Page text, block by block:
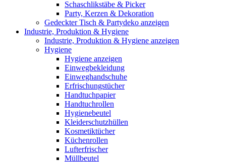
Schaschlikstäbe & Picker
Party, Kerzen & Dekoration
Gedeckter Tisch & Partydeko anzeigen
Industrie, Produktion & Hygiene
Industrie, Produktion & Hygiene anzeigen
Hygiene
Hygiene anzeigen
Einwegbekleidung
Einweghandschuhe
Erfrischungstücher
Handtuchpapier
Handtuchrollen
Hygienebeutel
Kleiderschutzhüllen
Kosmetiktücher
Küchenrollen
Lufterfrischer
Müllbeutel